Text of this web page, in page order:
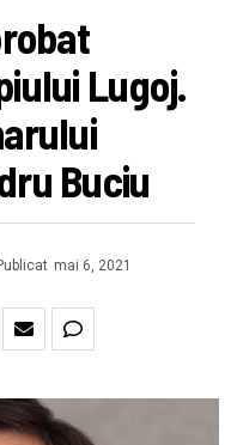
Lugoj.
Buciu
mai 6, 2021